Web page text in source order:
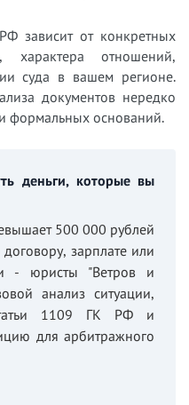
зависит от конкретных
характера отношений,
суда в вашем регионе.
документов нередко
формальных оснований.
деньги, которые вы
500 000 рублей
зарплате или
- юристы "Ветров и
анализ ситуации,
1109 ГК РФ и
для арбитражного